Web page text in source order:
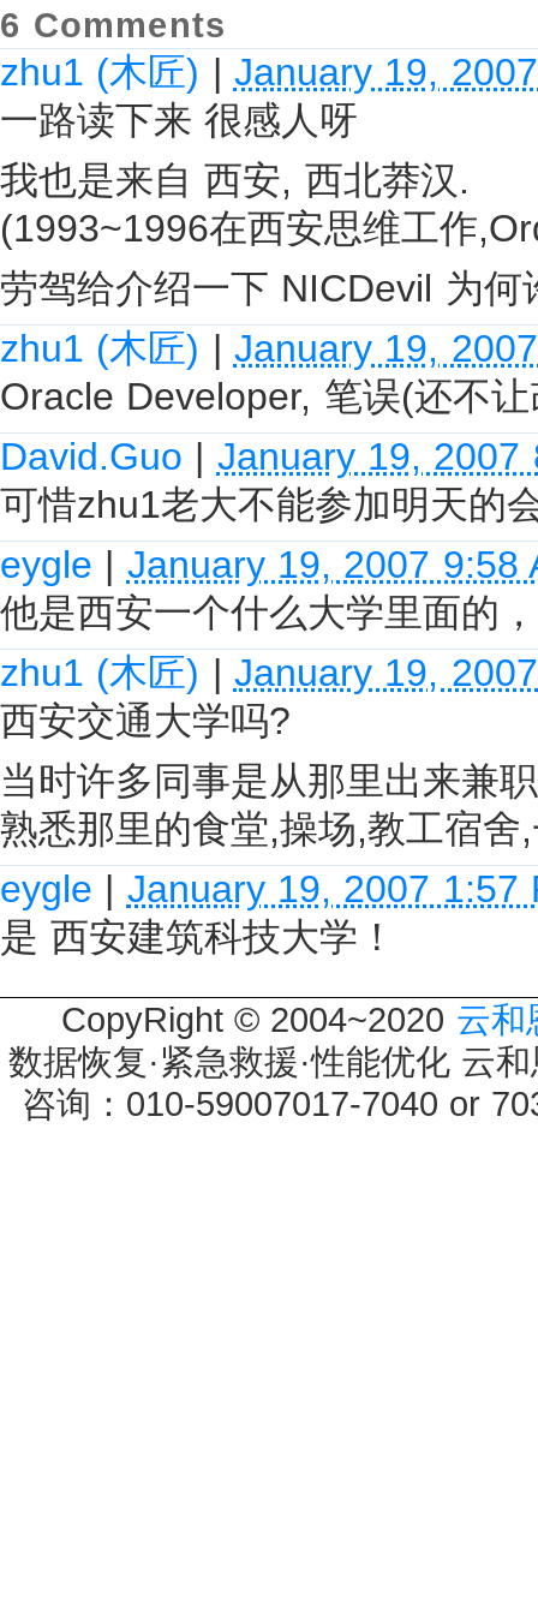
6 Comments
zhu1 (木匠) | January 19,
一路读下来 很感人呀
我也是来自 西安, 西北莽汉.
(1993~1996在西安思维工作
劳驾给介绍一下 NICDevil 为
zhu1 (木匠) | January 19,
Oracle Developer, 笔误(还不
David.Guo | January 19, 2007
可惜zhu1老大不能参加明天的
eygle | January 19, 2007 9:58
他是西安一个什么大学里面的
zhu1 (木匠) | January 19,
西安交通大学吗?
当时许多同事是从那里出来兼
熟悉那里的食堂,操场,教工宿舍
eygle | January 19, 2007 1:57
是 西安建筑科技大学！
CopyRight © 2004~2020 云和
数据恢复·紧急救援·性能优化 云
咨询：010-59007017-7040 or